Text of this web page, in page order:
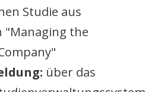
Studie aus
"Managing the
über das